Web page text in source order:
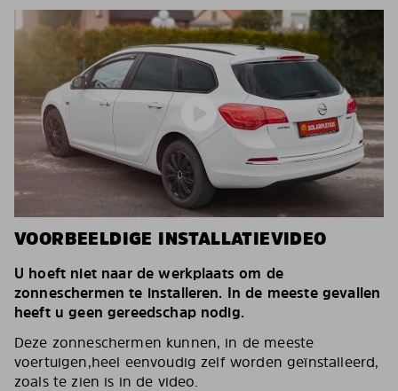
VOORBEELDIGE INSTALLATIEVIDEO
U hoeft niet naar de werkplaats om de
zonneschermen te installeren. In de meeste gevallen
heeft u geen gereedschap nodig.
Deze zonneschermen kunnen, in de meeste
voertuigen,heel eenvoudig zelf worden geïnstalleerd,
zoals te zien is in de video.